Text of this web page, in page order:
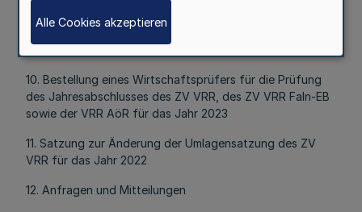
9. Jahresabschluss des Eigenbetriebs ZV VRR FaIn-EB für
das Jahr 2021 und Entlastung der Betriebsleitung und der
10. Bestellung eines Wirtschaftsprüfers für die Prüfung
des Jahresabschlusses des ZV VRR, des ZV VRR FaIn-EB
sowie der VRR AöR für das Jahr 2023
11. Satzung zur Änderung der Umlagensatzung des ZV
VRR für das Jahr 2022
12. Anfragen und Mitteilungen
Alle Cookies akzeptieren